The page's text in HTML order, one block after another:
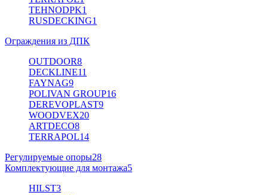
TEHNODPK1
RUSDECKING1
Ограждения из ДПК
OUTDOOR8
DECKLINE11
FAYNAG9
POLIVAN GROUP16
DEREVOPLAST9
WOODVEX20
ARTDECO8
TERRAPOL14
Регулируемые опоры28
Комплектующие для монтажа5
HILST3